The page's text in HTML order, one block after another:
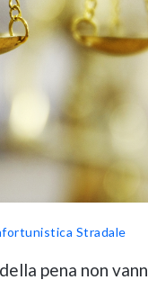
Stradale
pena non